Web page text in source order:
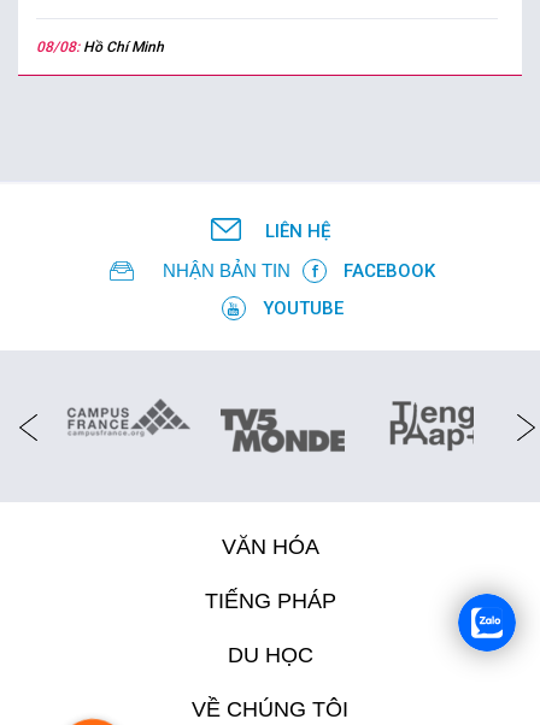
08/08: Hồ Chí Minh
LIÊN HỆ
NHẬN BẢN TIN
FACEBOOK
YOUTUBE
VĂN HÓA
TIẾNG PHÁP
DU HỌC
VỀ CHÚNG TÔI